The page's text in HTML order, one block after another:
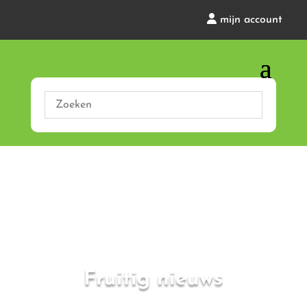
mijn account
Fruitig nieuws